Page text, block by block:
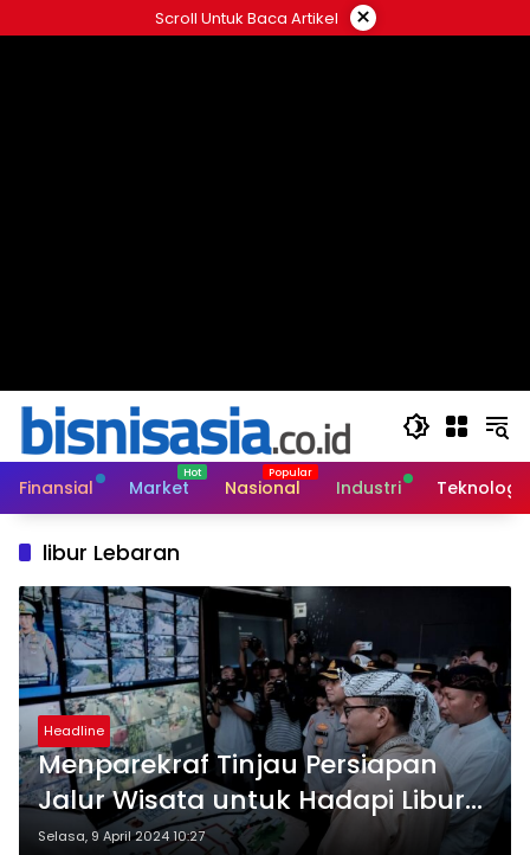
ke
Scroll Untuk Baca Artikel ×
Finansial Market Nasional Industri Teknologi
libur Lebaran
Headline
Menparekraf Tinjau Persiapan
Jalur Wisata untuk Hadapi Libur
Lebaran 2024
Selasa, 9 April 2024 10:27